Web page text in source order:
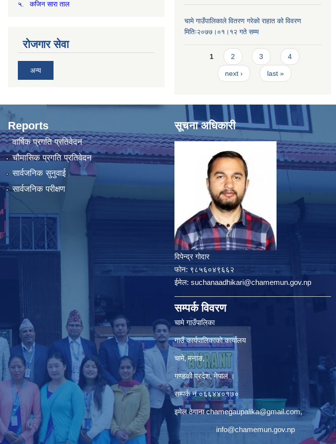
५. कजिन सारा ताल
रोजगार सेवा
अन्य
चामे गाउँपालिकाले वितरण गरेको राहात को विवरण
मितिः२०७७।०१।१२ गते सम्म
Pages
1 2 3 4
next › last »
Reports
वार्षिक प्रगति प्रतिवेदन
चौमासिक प्रगति प्रतिवेदन
सार्वजनिक सुनुवाई
सार्वजनिक परीक्षण
सूचना अधिकारी
दिपेन्द्र गोदार
फोन: ९८५६०४९६६२
ईमेल: suchanaadhikari@chamemun.gov.np
सम्पर्क विवरण
चामे गाउँपालिका
गाउँ कार्यपालिकाकाे कार्यालय
चामे‚ मनाङ‚
गण्डकी प्रदेश‚ नेपाल ।
सम्पर्क न‌ं‍ ०६६४४०१७०
इमेल ठेगानाchamegaupalika@gmail.com,
info@chamemun.gov.np